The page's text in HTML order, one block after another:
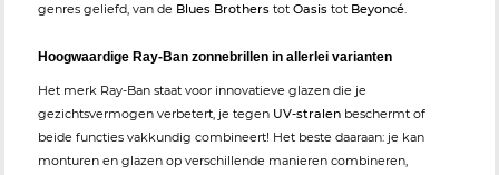
genres geliefd, van de Blues Brothers tot Oasis tot Beyoncé.
Hoogwaardige Ray-Ban zonnebrillen in allerlei varianten
Het merk Ray-Ban staat voor innovatieve glazen die je
gezichtsvermogen verbetert, je tegen UV-stralen beschermt of
beide functies vakkundig combineert! Het beste daaraan: je kan
monturen en glazen op verschillende manieren combineren,